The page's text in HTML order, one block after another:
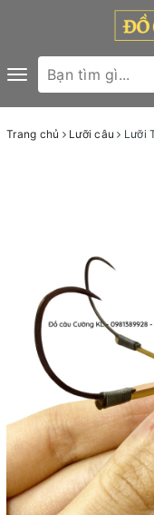
Toggle
navigation
Trang chủ Lưỡi câu Lưỡi